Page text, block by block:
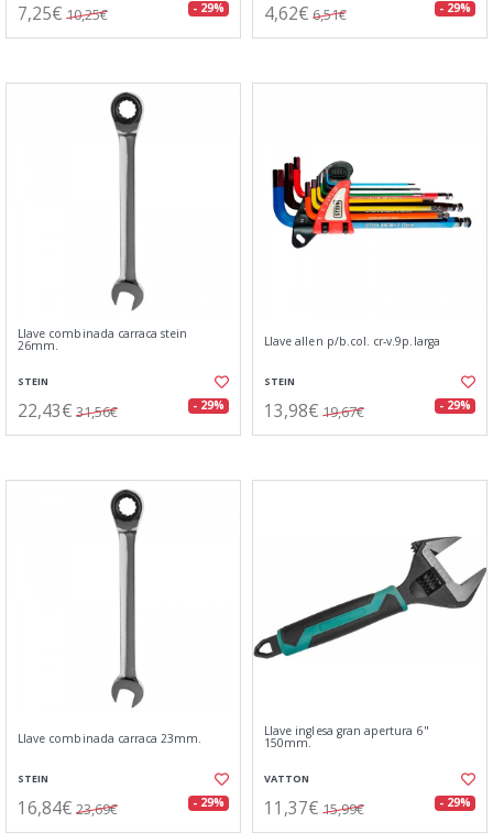
7,25€ 10,25€ - 29% 4,62€ 6,51€ - 29%
Llave combinada carraca stein
26mm.
STEIN
22,43€ 31,56€ - 29%
Llave allen p/b.col. cr-v.9p.larga
STEIN
13,98€ 19,67€ - 29%
Llave combinada carraca 23mm.
STEIN
16,84€ 23,69€ - 29%
Llave inglesa gran apertura 6"
150mm.
VATTON
11,37€ 15,99€ - 29%